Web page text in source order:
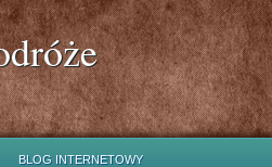
BLOG INTERNETOWY